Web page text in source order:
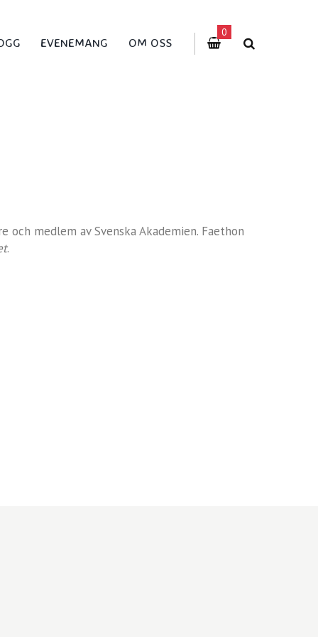
EVENEMANG OM OSS
0
medlem av Svenska Akademien. Faethon
.